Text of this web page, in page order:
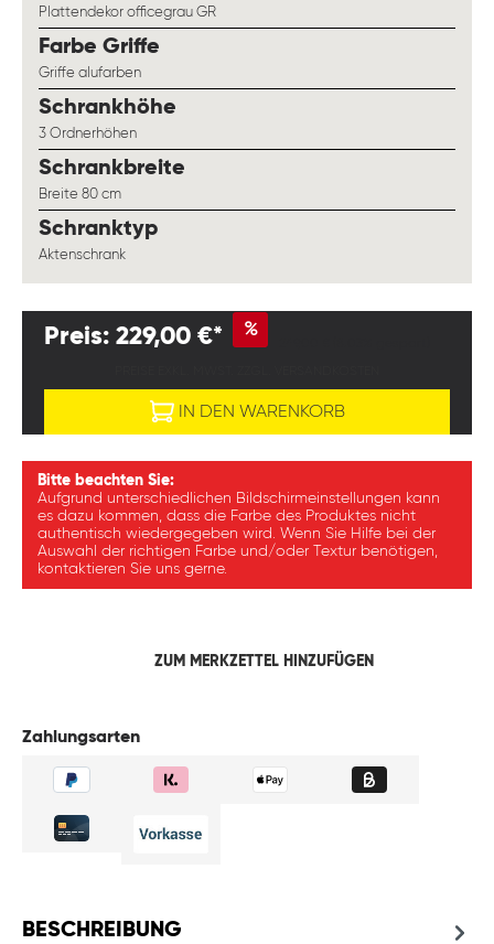
Plattendekor officegrau GR
Farbe Griffe
Griffe alufarben
Schrankhöhe
3 Ordnerhöhen
Schrankbreite
Breite 80 cm
Schranktypauswählen
Aktenschrank
Preis: 229,00 €* %
IN DEN WARENKORB
Bitte beachten Sie:
Aufgrund unterschiedlichen Bildschirmeinstellungen kann
es dazu kommen, dass die Farbe des Produktes nicht
authentisch wiedergegeben wird. Wenn Sie Hilfe bei der
Auswahl der richtigen Farbe und/oder Textur benötigen,
kontaktieren Sie uns gerne.
ZUM MERKZETTEL HINZUFÜGEN
Zahlungsarten
BESCHREIBUNG